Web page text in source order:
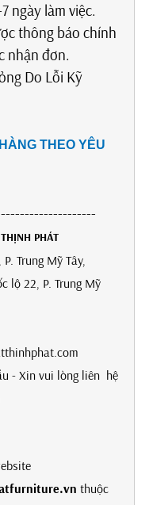
ngày làm việc.
thông báo chính
nhận đơn.
Do Lỗi Kỹ
THEO YÊU
PHÁT
Trung Mỹ Tây,
lộ 22, P. Trung Mỹ
- Xin vui lòng liên hệ
thuộc